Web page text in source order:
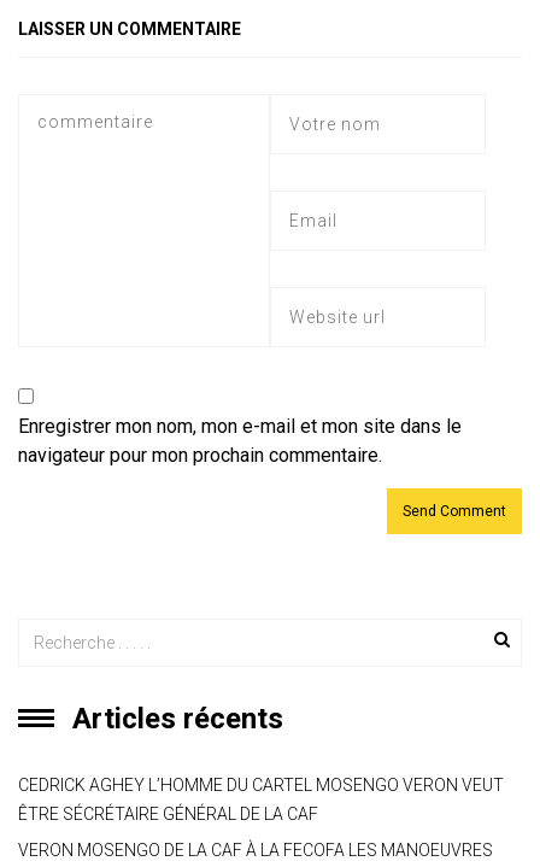
p m ok
LAISSER UN COMMENTAIRE
Enregistrer mon nom, mon e-mail et mon site dans le
navigateur pour mon prochain commentaire.
Articles récents
CEDRICK AGHEY L’HOMME DU CARTEL MOSENGO VERON VEUT
ÊTRE SÉCRÉTAIRE GÉNÉRAL DE LA CAF
VERON MOSENGO DE LA CAF À LA FECOFA LES MANOEUVRES